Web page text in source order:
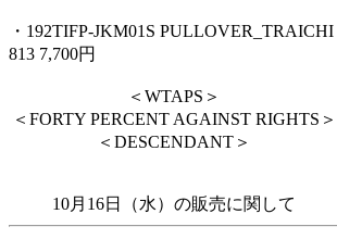
・192TIFP-JKM01S PULLOVER_TRAICHI
813 7,700円
＜WTAPS＞
＜FORTY PERCENT AGAINST RIGHTS＞
＜DESCENDANT＞
10月16日（水）の販売に関して